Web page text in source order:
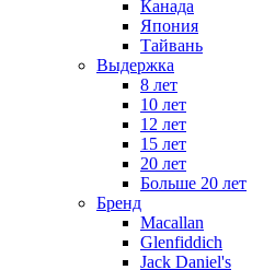
Канада
Япония
Тайвань
Выдержка
8 лет
10 лет
12 лет
15 лет
20 лет
Больше 20 лет
Бренд
Macallan
Glenfiddich
Jack Daniel's